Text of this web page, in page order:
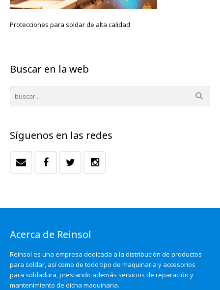
Protecciones para soldar de alta calidad
Buscar en la web
Síguenos en las redes
Acerca de Reinsol
Reinsol es una empresa dedicada a la distribución de productos
para soldar, así como de todo tipo de maquinaria y accesorios
para soldadura, prestando además servicios de reparación y
mantenimiento de dicha maquinaria.